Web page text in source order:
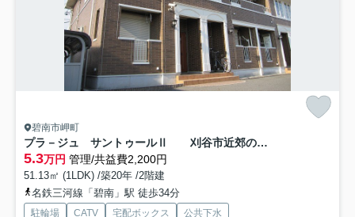
碧南市岬町
プラ－ジュ サントゥールⅡ 刈谷市近郊の賃貸はクラスホーム刈谷店
5.3万円 管理/共益費2,200円
51.13㎡ (1LDK) /築20年 /2階建
名鉄三河線「碧南」駅 徒歩34分
駐輪場 CATV 宅配ボックス 公共下水